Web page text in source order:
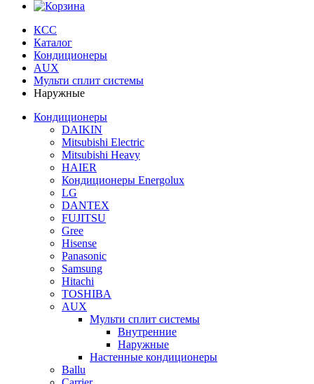
КСС
Каталог
Кондиционеры
AUX
Мульти сплит системы
Наружные
Кондиционеры
DAIKIN
Mitsubishi Electric
Mitsubishi Heavy
HAIER
Кондиционеры Energolux
LG
DANTEX
FUJITSU
Gree
Hisense
Panasonic
Samsung
Hitachi
TOSHIBA
AUX
Мульти сплит системы
Внутренние
Наружные
Настенные кондиционеры
Ballu